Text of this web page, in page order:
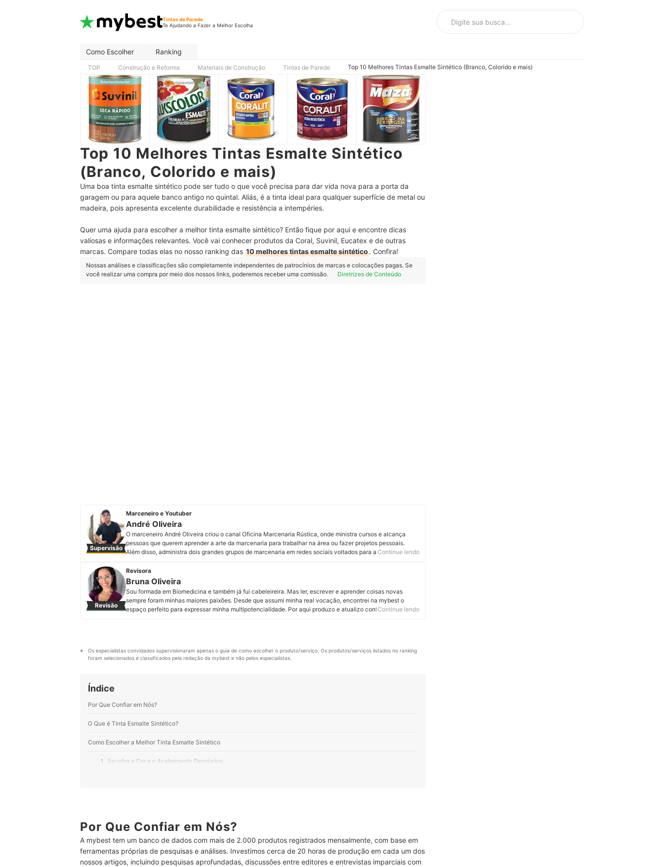
Tintas de Parede
Te Ajudando a Fazer a Melhor Escolha
Como Escolher Ranking
TOP Construção e Reforma Materiais de Construção Tintas de Parede Top 10 Melhores Tintas Esmalte Sintético (Branco, Colorido e mais)
Top 10 Melhores Tintas Esmalte Sintético
(Branco, Colorido e mais)
Uma boa tinta esmalte sintético pode ser tudo o que você precisa para dar vida nova para a porta da
garagem ou para aquele banco antigo no quintal. Aliás, é a tinta ideal para qualquer superfície de metal ou
madeira, pois apresenta excelente durabilidade e resistência a intempéries.
Quer uma ajuda para escolher a melhor tinta esmalte sintético? Então fique por aqui e encontre dicas
valiosas e informações relevantes. Você vai conhecer produtos da Coral, Suvinil, Eucatex e de outras
marcas. Compare todas elas no nosso ranking das 10 melhores tintas esmalte sintético. Confira!
Nossas análises e classificações são completamente independentes de patrocínios de marcas e colocações pagas. Se
você realizar uma compra por meio dos nossos links, poderemos receber uma comissão.
Diretrizes de Conteúdo
Supervisão
Marceneiro e Youtuber
André Oliveira
O marceneiro André Oliveira criou o canal Oficina Marcenaria Rústica, onde ministra cursos e alcança
pessoas que querem aprender a arte da marcenaria para trabalhar na área ou fazer projetos pessoais.
Além disso, administra dois grandes grupos de marcenaria em redes sociais voltados para amantes da
YouTube.
Perfil de André Oliveira
Continue lendo
Revisão
Revisora
Bruna Oliveira
Sou formada em Biomedicina e também já fui cabeleireira. Mas ler, escrever e aprender coisas novas
sempre foram minhas maiores paixões. Desde que assumi minha real vocação, encontrei na mybest o
espaço perfeito para expressar minha multipotencialidade. Por aqui produzo e atualizo conteúdos sobre os
Continue lendo
Os especialistas convidados supervisionaram apenas o guia de como escolher o produto/serviço. Os produtos/serviços listados no ranking
foram selecionados e classificados pela redação da mybest e não pelos especialistas.
Índice
Por Que Confiar em Nós?
O Que é Tinta Esmalte Sintético?
Como Escolher a Melhor Tinta Esmalte Sintético
1 Escolha a Cor e o Acabamento Desejados
Top 10 Melhores Tintas Esmalte Sintético
Como Aplicar o Esmalte Sintético?
Perguntas Frequentes sobre Tintas Esmalte Sintético
Por Que Confiar em Nós?
A mybest tem um banco de dados com mais de 2.000 produtos registrados mensalmente, com base em
ferramentas próprias de pesquisas e análises. Investimos cerca de 20 horas de produção em cada um dos
nossos artigos, incluindo pesquisas aprofundadas, discussões entre editores e entrevistas imparciais com